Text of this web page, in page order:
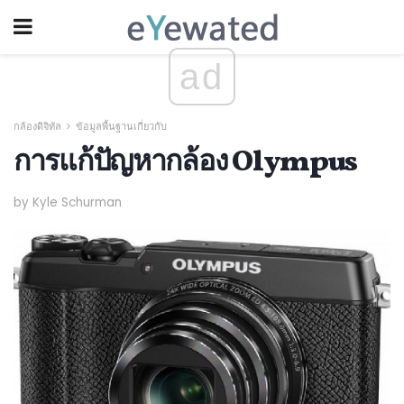
ad
กล้องดิจิทัล ข้อมูลพื้นฐานเกี่ยวกับ
การแก้ปัญหากล้อง Olympus
by Kyle Schurman